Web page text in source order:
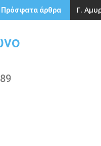
Πρόσφατα άρθρα Γ.